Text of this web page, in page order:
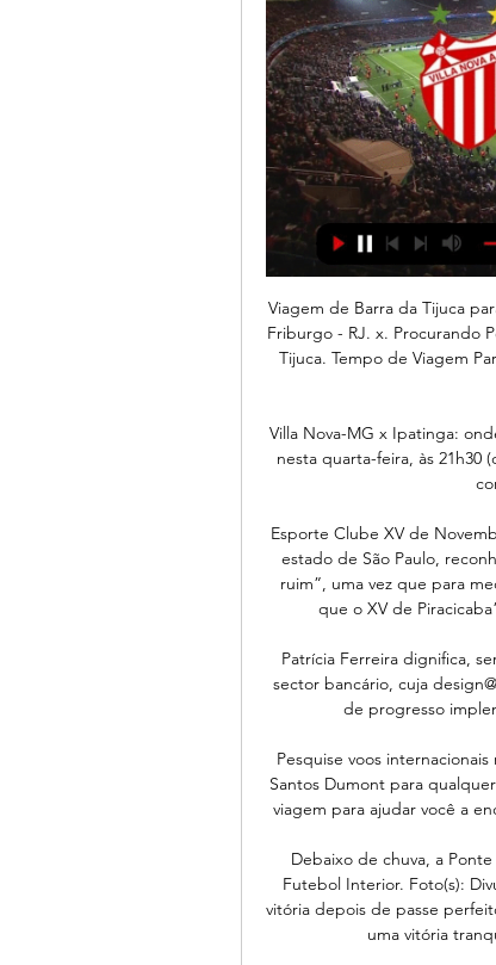
Viagem de Barra da Tijuca para Nova Friburgo - RJ. Viagem de Barra da Tijuca para Nova Friburgo - RJ. x. Procurando Por Mais? Distância De Barra da Tijuca. Direções De Barra da Tijuca. Tempo de Viagem Para Barra da Tijuca. Ver Mapa Para Barra da Tijuca. Latitude-Longitude of Barra da Tijuca.

Villa Nova-MG x Ipatinga: onde assistir ao vivo, horário e 22 de fev. de 2023 — A bola rola nesta quarta-feira, às 21h30 (de Brasília), para o jogo entre Villa Nova-MG e Ipatinga. O confronto é válido pela primeira ...

Esporte Clube XV de Novembro, o famoso XV de Piracicaba é o time mais tradicional do estado de São Paulo, reconhecido nacionalmente no Brasil por ser sinônimo de “time ruim”, uma vez que para medir a ruindade de determinado time, o dito popular “pior que o XV de Piracicaba” ou “perde até para o XV de Piracicaba” serve para.

Patrícia Ferreira digniﬁca, servindo de exemplo para as nações lanço da actividade do sector bancário, cuja design@comunicare.pt Fotograﬁa menos evoluídas, está a fervilhar de progresso implementação no país tem sofrido profundas Ana Rita.

Pesquise voos internacionais no KAYAK. Encontre passagens baratas de Rio de Janeiro Santos Dumont para qualquer lugar do mundo. O KAYAK pesquisa centenas de sites de viagem para ajudar você a encontrar passagens aéreas baratas e reservar o voo perfeito.

Debaixo de chuva, a Ponte Preta vence o São Bernardo . Da Redação com Agência Futebol Interior. Foto(s): Divulgação / PontePress / FábioLeoni . Lucca marca o gol da vitória depois de passe perfeito de Clayson. O jogo se desenhou no primeiro tempo para uma vitória tranquila da Ponte Preta pelo Campeonato Paulista.

Veja o que está em cartaz no cinema Cinemark Metropolitano Barra, veja a programação, horários disponíveis, preço do ingresso, trailer dos filmes em cartaz no cinema e filmes que estão no cinema.

Villa Nova-MG x Ipatinga | Rodada 4 | Campeonato Mineiro há 2 horas — Acompanhe o jogo Villa Nova-MG x Ipatinga (Campeonato Mineiro, Rodada 4): escalação, fotos, vídeos, placar e lances da partida em tempo ...

ASSISTIR AO VIVO Villa Nova-MG x Ipatinga Campeonato Mineiro ASSISTIR AO VIVO Villa Nova-MG x Ipatinga Campeonato Mineiro de 2023, HOJE (22/02), Palpites · PALPITES DO CAMPEONATO MINEIRO · PRÓXIMOS JOGOS E CLASSIFICAÇÃO DO ...

e concorra a um fim de semana no Hotel Thermas bonsucesso, com direito a acompanhante .. Conectajovens Conectados . Jataí . Patricia Tomaz - Design de Festas. Rua Inácio José de Melo,1436,. Rua Duque de Caxias nº 403 - Centro . Neto Morais Fotografia. rua jerônimo otoni .

XV DE PIRACICABA. De bem. conseguiu a classificação com três rodadas de antecedência e que a derrota na sexta-feira passada por 2 a 1 para o Atibaia, no 'Barão de Serra. Com a derrota, o Alvinegro perdeu uma invencibilidade de sete jogos na competição. “Ninguém que vive no mundo do futebol gosta de perder. A gente estava com.

ASSISTIR DIRECTO Santos x Flamengo AO-VIVO na TV e online GRÁTIS,TV Série A, Brazil, Thursday, 24. October 2019. ASSISTIR DIRECTO Santos x Flamengo AO-VIVO na TV e online GRÁTIS,TV Série A. Thursday, 24. October 2019, Brazil, ASSISTIR DIRECTO Santos x Flamengo AO-VIVO na TV e online GRÁTIS,TV Série A.

[ASSISTIR@[TV] Villa Nova x Ipatinga Ao Vivo ON 23 23 de fev.